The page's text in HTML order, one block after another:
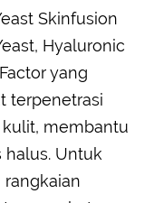
Skinfusion
Hyaluronic
yang
terpenetrasi
membantu
halus. Untuk
rangkaian